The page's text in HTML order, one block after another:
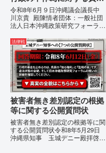
追及と再発防止策を求める
陳情
令和8年6月９日沖縄議会議長中
川京貴 殿陳情者団体：一般社団
法人日本沖縄政策研究フォーラム
所：沖縄県那覇市電 話：080-
【陳情03】沖縄県におけるメデ
ィア誤報の放置および行政の不作
為に対する責任追及と再発防...
法律戦
被害者無き差別認定の根拠
等に関する公開質問状
被害者無き差別認定の根拠等に関
する公開質問状令和8年5月29日
沖縄県知事 玉城デニー殿拝啓貴